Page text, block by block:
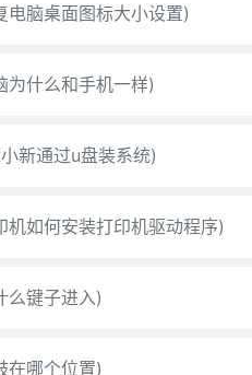
脑桌面图标大小设置)
为什么和手机一样)
新通过u盘装系统)
如何安装打印机驱动程序)
么键子进入)
在哪个位置)